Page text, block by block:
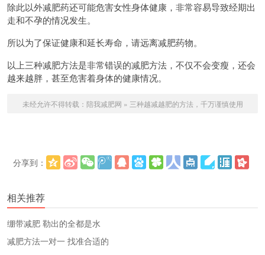
除此以外减肥药还可能危害女性身体健康，非常容易导致经期出
走和不孕的情况发生。
所以为了保证健康和延长寿命，请远离减肥药物。
以上三种减肥方法是非常错误的减肥方法，不仅不会变瘦，还会
越来越胖，甚至危害着身体的健康情况。
未经允许不得转载： 陪我减肥网 » 三种越减越肥的方法，千万谨慎使用
分享到：
相关推荐
绷带减肥 勒出的全都是水
减肥方法一对一 找准合适的